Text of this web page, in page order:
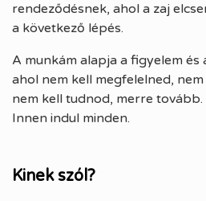
rendeződésnek, ahol a zaj
a következő lépés.
A munkám alapja a figyelem és
ahol nem kell megfelelned,
nem kell tudnod, merre tovább.
Innen indul minden.
Kinek szól?